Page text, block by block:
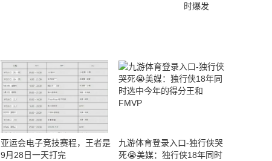
时爆发
亚运会电子竞技赛程，王者是
9月28日一天打完
九游体育登录入口-独行侠哭
死😭美媒：独行侠18年同时